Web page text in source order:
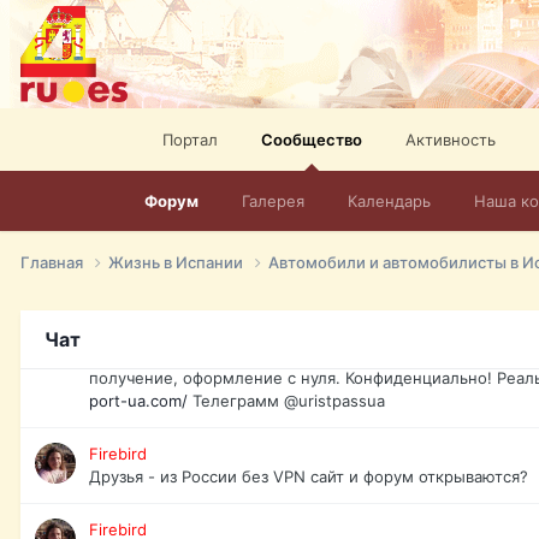
Портал Сообщество
Форум Галерея Календарь Наша
Активность
Главная Жизнь в Испании Автомобили и автомобилисты в
Чат
спорт, HD. + Огромная видеотека + 10.000 фильмов и
сайта. Наш сайт: http://mir-tv.club/television-in-spain.html
David16
Книги
David16
Подскажите пожалуйста, как удалить свой аккаунт из
Юрист юа
получение, оформление с нуля. Конфиденциально!
port-ua.com/ Телеграмм @uristpassua
Firebird
Друзья - из России без VPN сайт и форум открываются?
Firebird